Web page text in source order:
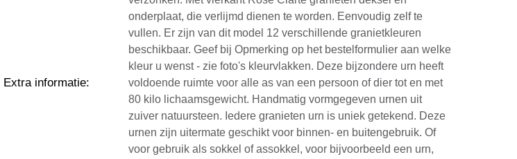
Extra informatie:
onderplaat, die verlijmd dienen te worden. Eenvoudig zelf te
vullen. Er zijn van dit model 12 verschillende granietkleuren
beschikbaar. Geef bij Opmerking op het bestelformulier aan welke
kleur u wenst - zie foto's kleurvlakken. Deze bijzondere urn heeft
voldoende ruimte voor alle as van een persoon of dier tot en met
80 kilo lichaamsgewicht. Handmatig vormgegeven urnen uit
zuiver natuursteen. Iedere granieten urn is uniek getekend. Deze
urnen zijn uitermate geschikt voor binnen- en buitengebruik. Of
voor gebruik als sokkel of assokkel, voor bijvoorbeeld een urn,